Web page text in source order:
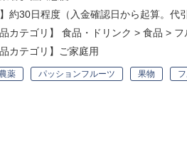
】約30日程度（入金確認日から起算。代
カテゴリ】 食品・ドリンク > 食品 > フ
カテゴリ】
ご家庭用
薬 パッションフルーツ 果物